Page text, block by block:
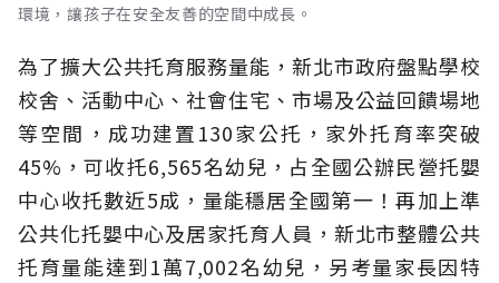
環境，讓孩子在安全友善的空間中成長。
為了擴大公共托育服務量能，新北市政府盤點學校
校舍、活動中心、社會住宅、市場及公益回饋場地
等空間，成功建置130家公托，家外托育率突破
45%，可收托6,565名幼兒，占全國公辦民營托嬰
中心收托數近5成，量能穩居全國第一！再加上準
公共化托嬰中心及居家托育人員，新北市整體公共
托育量能達到1萬7,002名幼兒，另考量家長因特